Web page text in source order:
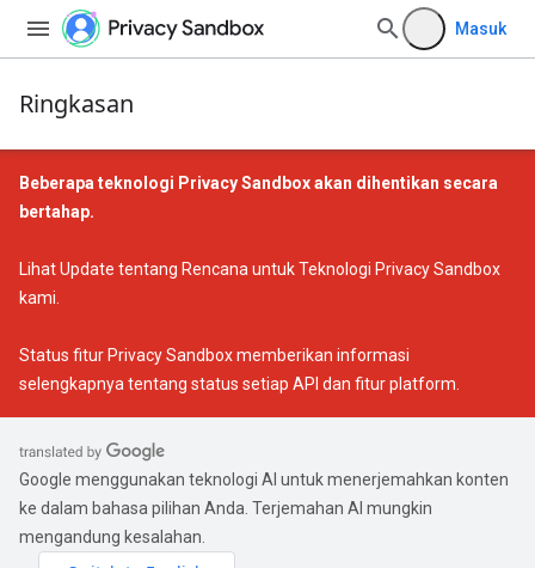
Masuk
Ringkasan
Beberapa teknologi Privacy Sandbox akan dihentikan secara
bertahap.
LihatUpdate tentang Rencana untuk Teknologi Privacy Sandbox
kami.
Status fitur Privacy Sandboxmemberikan informasi
selengkapnya tentang status setiap API dan fitur platform.
Google menggunakan teknologi AI untuk menerjemahkan konten
ke dalam bahasa pilihan Anda. Terjemahan AI mungkin
mengandung kesalahan.